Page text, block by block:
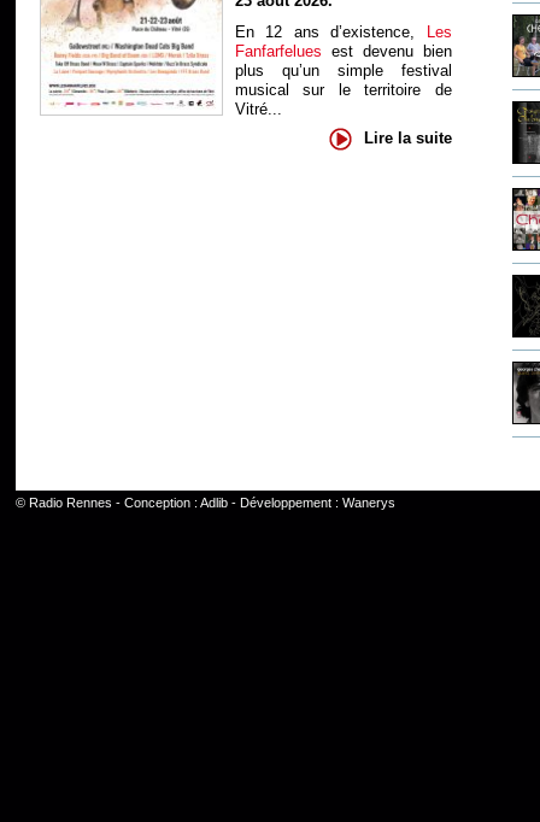
En 12 ans d’existence, Les
Fanfarfelues est devenu bien
plus qu’un simple festival
musical sur le territoire de
Vitré...
Lire la suite
© Radio Rennes - Conception : Adlib- Développement : Wanerys